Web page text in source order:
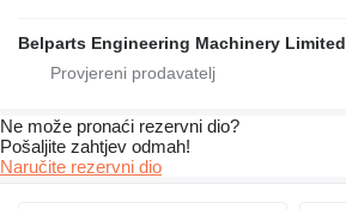
Belparts Engineering Machinery Limited
Ne može pronaći rezervni dio?
Pošaljite zahtjev odmah!
Naručite rezervni dio